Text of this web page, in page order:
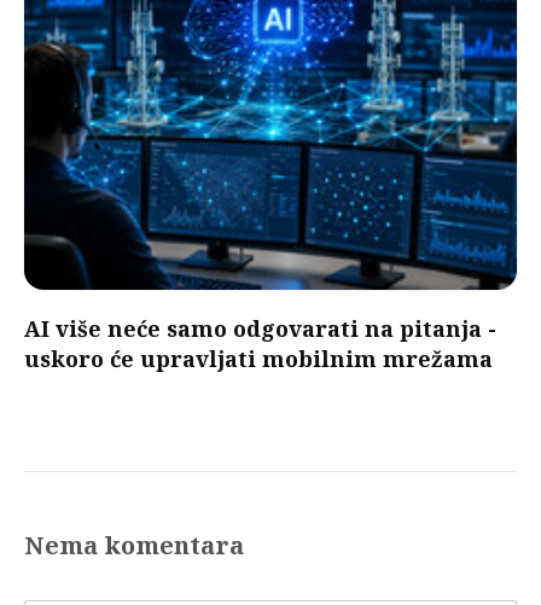
AI više neće samo odgovarati na pitanja -
uskoro će upravljati mobilnim mrežama
Nema komentara